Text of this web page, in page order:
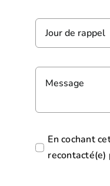
En cochant
recontacté(e)